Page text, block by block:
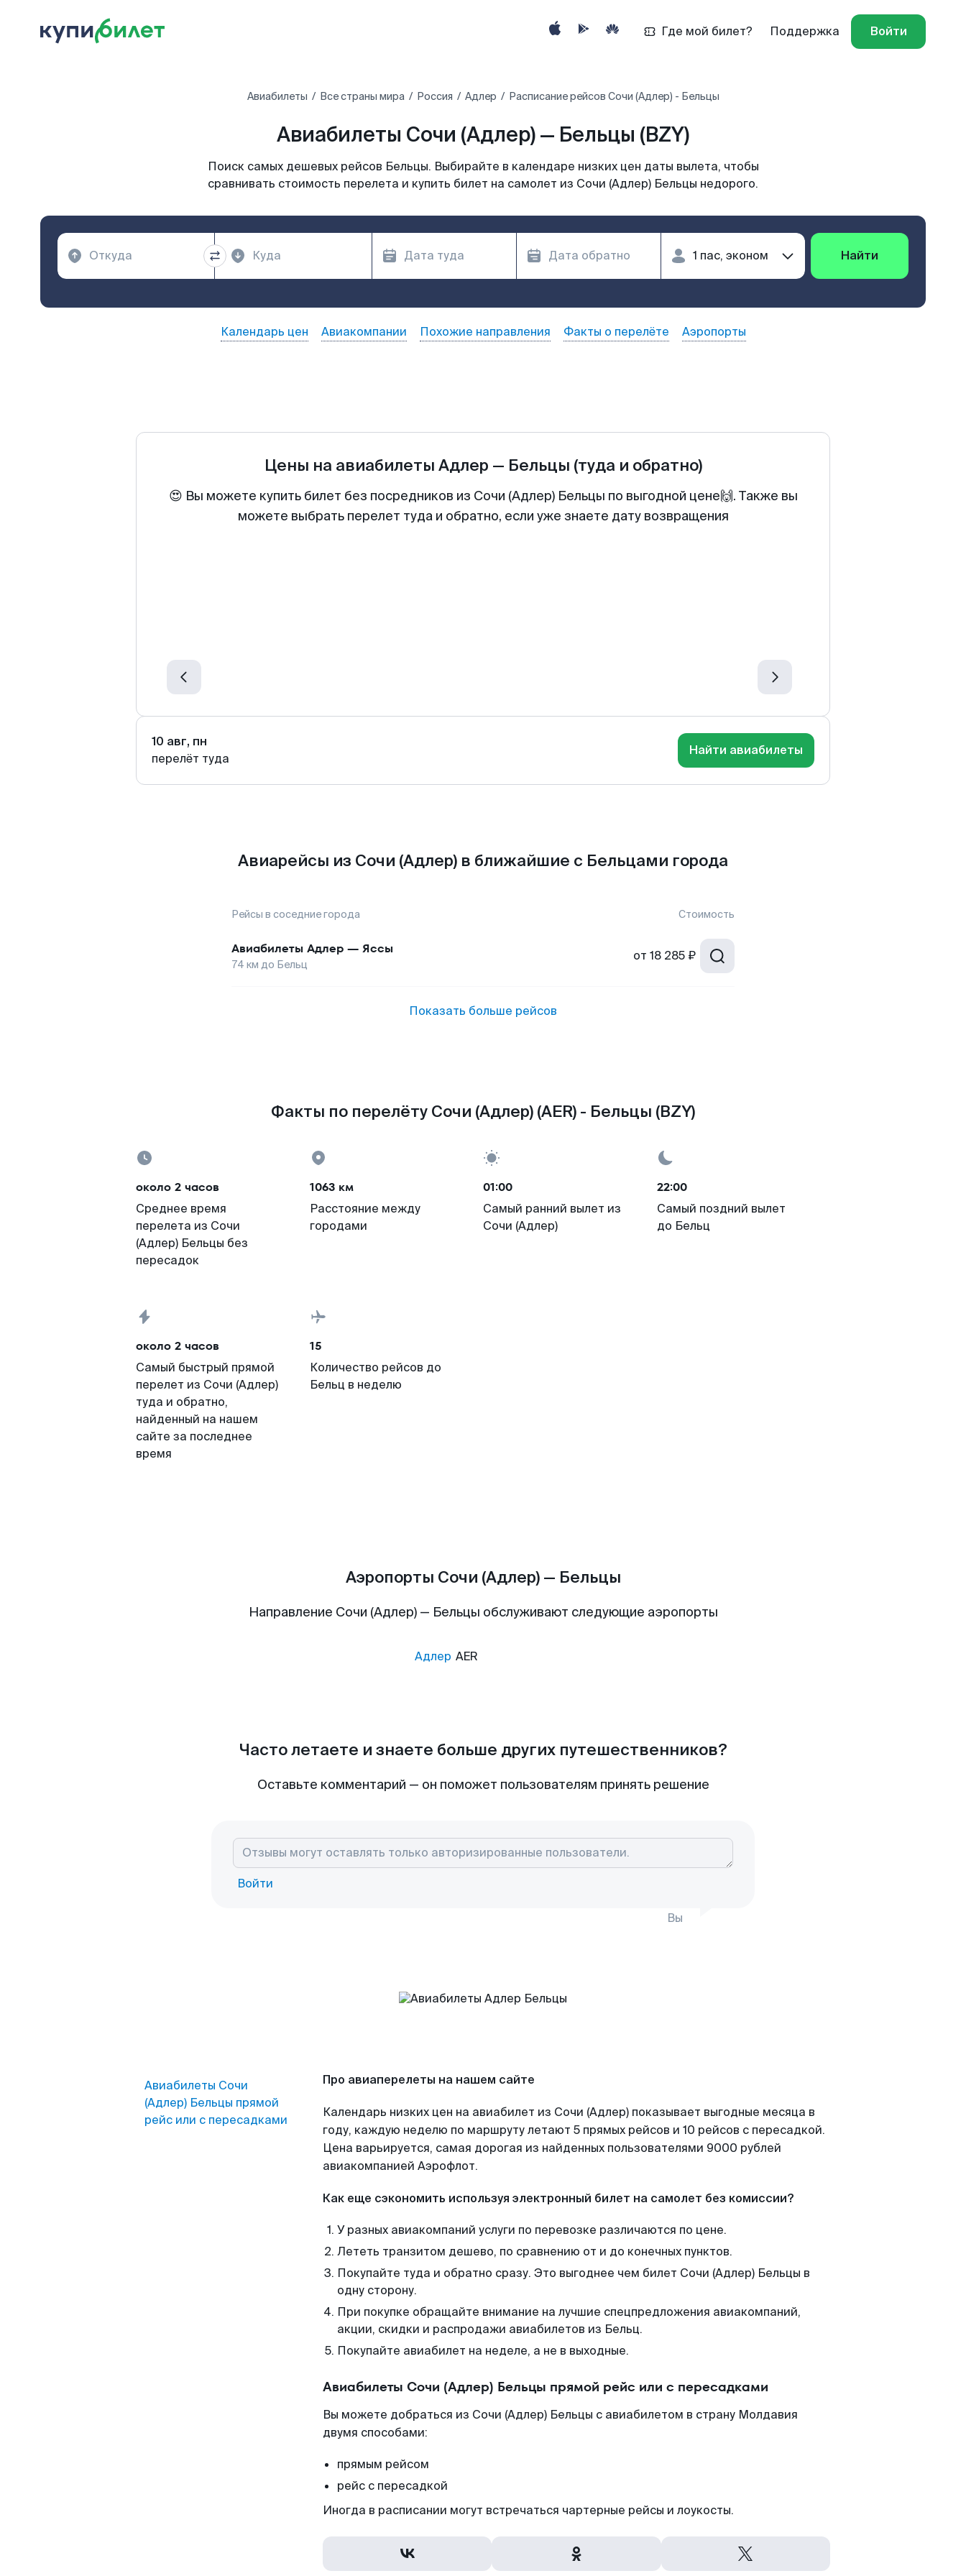
Где мой билет? Поддержка Войти
Авиабилеты Все страны мира Россия Адлер Расписание рейсов Сочи (Адлер) - Бельцы
Авиабилеты Сочи (Адлер) — Бельцы (BZY)
Поиск самых дешевых рейсов Бельцы. Выбирайте в календаре низких цен даты вылета, чтобы
сравнивать стоимость перелета и купить билет на самолет из Сочи (Адлер) Бельцы недорого.
Найти
Календарь цен Авиакомпании Похожие направления Факты о перелёте Аэропорты
Цены на авиабилеты Адлер — Бельцы (туда и обратно)
😍 Вы можете купить билет без посредников из Сочи (Адлер) Бельцы по выгодной цене🙌. Также вы
можете выбрать перелет туда и обратно, если уже знаете дату возвращения
10 авг, пн
перелёт туда
Найти авиабилеты
Авиарейсы из Сочи (Адлер) в ближайшие с Бельцами города
Рейсы в соседние города Стоимость
Авиабилеты Адлер — Яссы
74 км до Бельц
от 18 285 ₽
Показать больше рейсов
Факты по перелёту Сочи (Адлер) (AER) - Бельцы (BZY)
около 2 часов
Среднее время
перелета из Сочи
(Адлер) Бельцы без
пересадок
1063 км
Расстояние между
городами
01:00
Самый ранний вылет из
Сочи (Адлер)
22:00
Самый поздний вылет
до Бельц
около 2 часов
Самый быстрый прямой
перелет из Сочи (Адлер)
туда и обратно,
найденный на нашем
сайте за последнее
время
15
Количество рейсов до
Бельц в неделю
Аэропорты Сочи (Адлер) — Бельцы
Направление Сочи (Адлер) — Бельцы обслуживают следующие аэропорты
Адлер AER
Часто летаете и знаете больше других путешественников?
Оставьте комментарий — он поможет пользователям принять решение
Войти
Вы
Авиабилеты Сочи
(Адлер) Бельцы прямой
рейс или с пересадками
Про авиаперелеты на нашем сайте
Календарь низких цен на авиабилет из Сочи (Адлер) показывает выгодные месяца в
году, каждую неделю по маршруту летают 5 прямых рейсов и 10 рейсов с пересадкой.
Цена варьируется, самая дорогая из найденных пользователями 9000 рублей
авиакомпанией Аэрофлот.
Как еще сэкономить используя электронный билет на самолет без комиссии?
У разных авиакомпаний услуги по перевозке различаются по цене.
Лететь транзитом дешево, по сравнению от и до конечных пунктов.
Покупайте туда и обратно сразу. Это выгоднее чем билет Сочи (Адлер) Бельцы в
одну сторону.
При покупке обращайте внимание на лучшие спецпредложения авиакомпаний,
акции, скидки и распродажи авиабилетов из Бельц.
Покупайте авиабилет на неделе, а не в выходные.
Авиабилеты Сочи (Адлер) Бельцы прямой рейс или с пересадками
Вы можете добраться из Сочи (Адлер) Бельцы с авиабилетом в страну Молдавия
двумя способами:
прямым рейсом
рейс с пересадкой
Иногда в расписании могут встречаться чартерные рейсы и лоукосты.